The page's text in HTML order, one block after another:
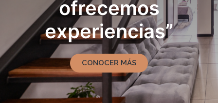
ofrecemos
experiencias”
CONOCER MÁS